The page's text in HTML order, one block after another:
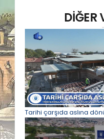
DİĞER
Tarihi çarşıda aslına